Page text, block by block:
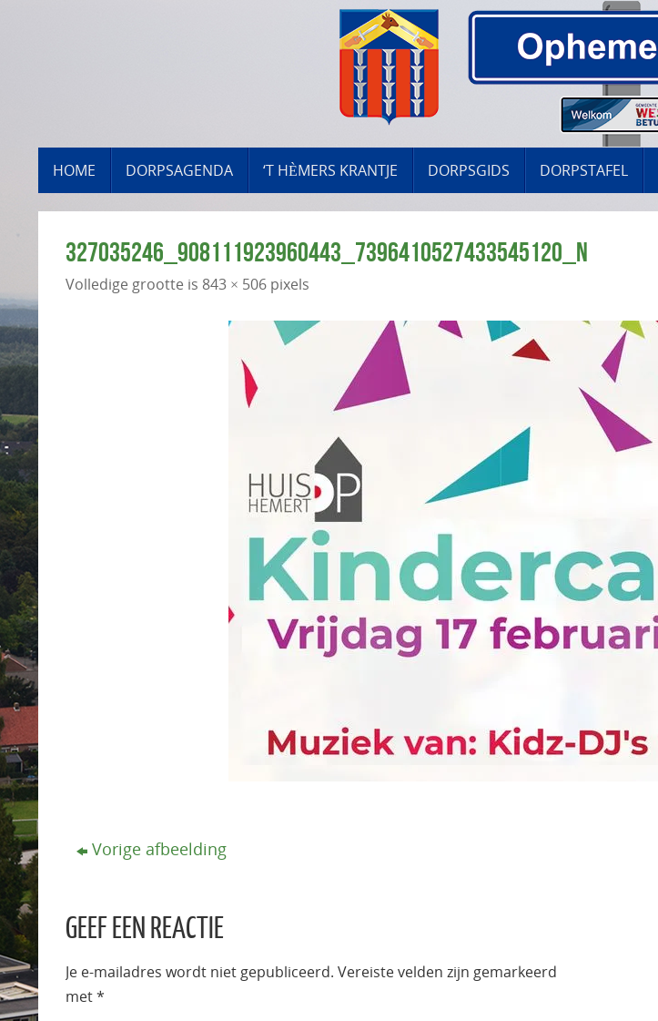
NAAR
DE
INHOUD
HOME DORPSAGENDA ‘T HÈMERS KRANTJE DORPSGIDS DORPSTAFEL
327035246_908111923960443_7396410527433545120_N
Volledige grootte is 843 × 506 pixels
Vorige afbeelding
GEEF EEN REACTIE
Je e-mailadres wordt niet gepubliceerd. Vereiste velden zijn gemarkeerd
met*